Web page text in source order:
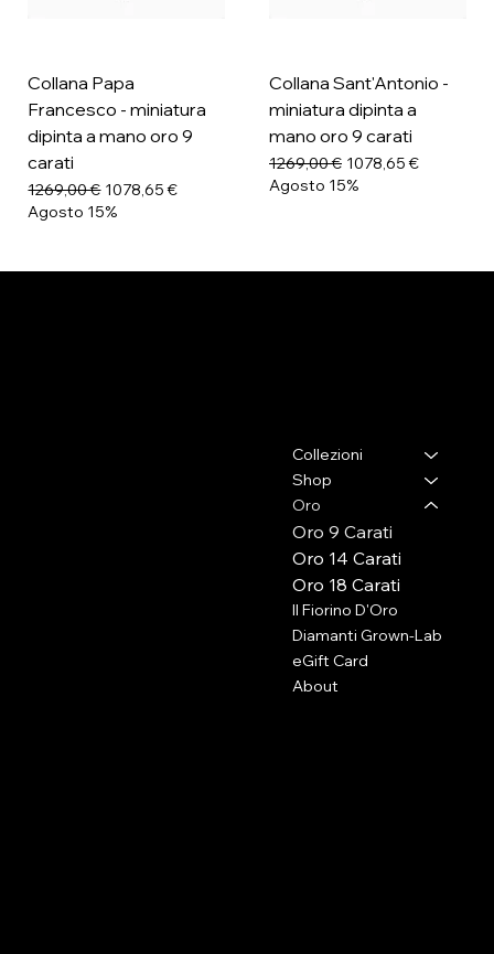
Collana Papa
Francesco - miniatura
dipinta a mano oro 9
carati
Prezzo regolare
1269,00 € Prezzo scontato
1078,65 €
Agosto 15%
Collana Sant'Antonio -
miniatura dipinta a
mano oro 9 carati
Prezzo regolare
1269,00 € Prezzo scontato
1078,65 €
Agosto 15%
Collezioni
Shop
Oro
Oro 9 Carati
Oro 14 Carati
Oro 18 Carati
Il Fiorino D'Oro
Diamanti Grown-Lab
eGift Card
About